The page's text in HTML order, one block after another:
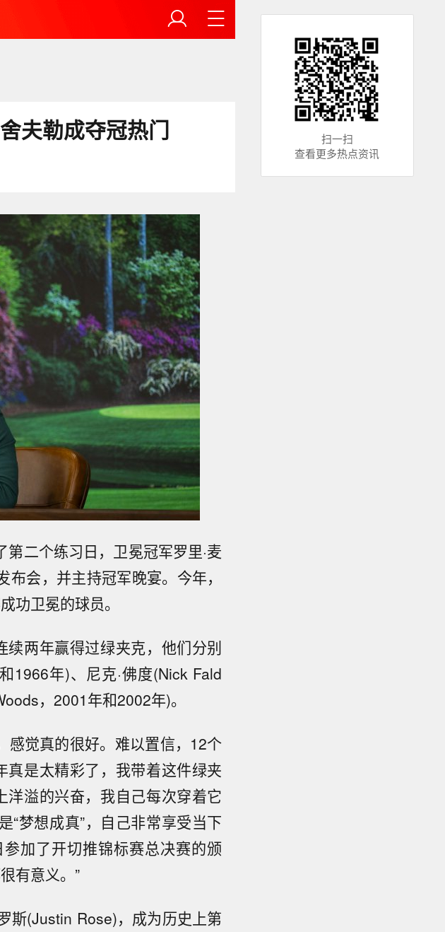
夫勒成夺冠热门
二个练习日，卫冕冠军罗里·麦
会，并主持冠军晚宴。今年，
功卫冕的球员。
两年赢得过绿夹克，他们分别
1966年)、尼克·佛度(Nick Fald
，2001年和2002年)。
感觉真的很好。难以置信，12个
是太精彩了，我带着这件绿夹
溢的兴奋，我自己每次穿着它
“梦想成真”，自己非常享受当下
加了开切推锦标赛总决赛的颁
有意义。”
斯(Justin Rose)，成为历史上第
扫一扫
查看更多热点资讯